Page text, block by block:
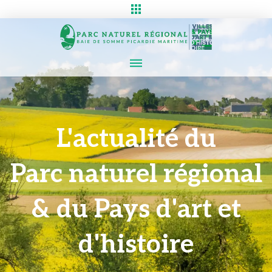
L'actualité du
Parc naturel régional
& du Pays d'art et
d'histoire